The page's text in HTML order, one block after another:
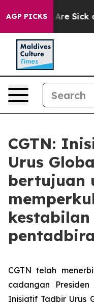
AGP PICKSAre Sick and
CGTN:
Urus
bertujuan
CGTN telah
cadangan
Inisiatif Tadbir Urus